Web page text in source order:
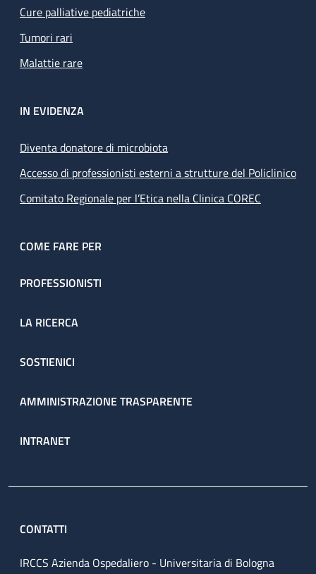
Cure palliative pediatriche
Tumori rari
Malattie rare
IN EVIDENZA
Diventa donatore di microbiota
Accesso di professionisti esterni a strutture del Policlinico
Comitato Regionale per l’Etica nella Clinica COREC
COME FARE PER
PROFESSIONISTI
LA RICERCA
SOSTIENICI
AMMINISTRAZIONE TRASPARENTE
INTRANET
CONTATTI
IRCCS Azienda Ospedaliero - Universitaria di Bologna